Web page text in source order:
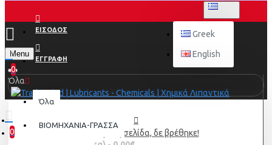
ΕΙΣΟΔΟΣ
ΕΓΓΡΑΦΗ
Greek
English
Menu
0
0
Όλα
Όλα
ΒΙΟΜΗΧΑΝΙΑ-ΓΡΑΣΣΑ
Η αιτούμενη σελίδα, δε βρέθηκε!